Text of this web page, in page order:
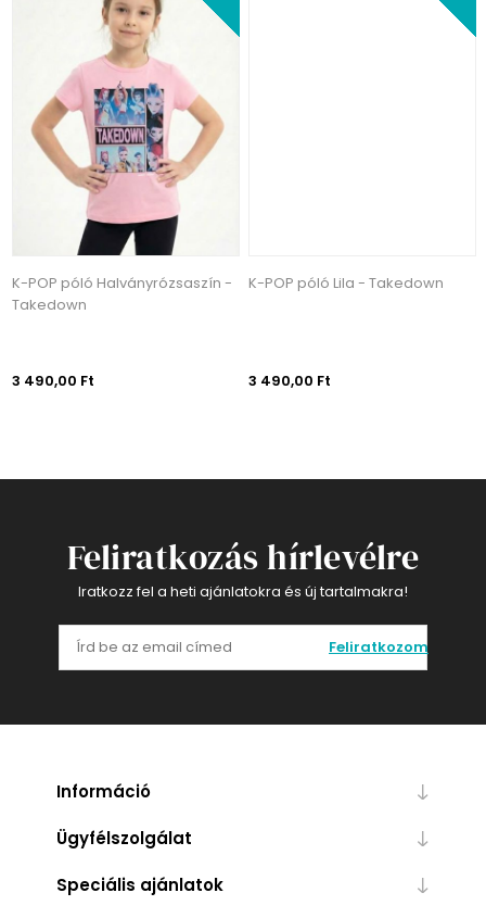
K-POP póló Halványrózsaszín -
Takedown
3 490,00 Ft
K-POP póló Lila - Takedown
3 490,00 Ft
Feliratkozás hírlevélre
Iratkozz fel a heti ajánlatokra és új tartalmakra!
Feliratkozom
Információ
Ügyfélszolgálat
Speciális ajánlatok